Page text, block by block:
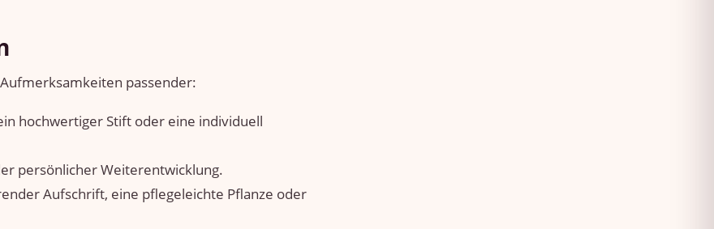
passender:
hochwertiger Stift oder eine individuell
persönlicher Weiterentwicklung.
Aufschrift, eine pflegeleichte Pflanze oder